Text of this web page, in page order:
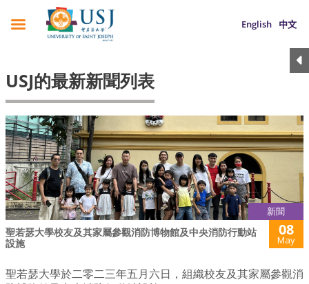
English 中文
USJ的最新新聞列表
新聞
聖若瑟大學校友及其家屬參觀消防博物館及中央消防行動站
設施
08
May
聖若瑟大學於二零二三年五月六日，組織校友及其家屬參觀消